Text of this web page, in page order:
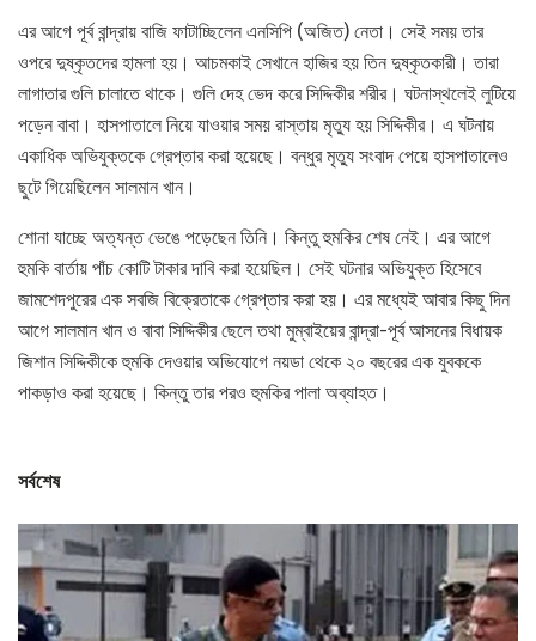
এর আগে পূর্ব বান্দ্রায় বাজি ফাটাচ্ছিলেন এনসিপি (অজিত) নেতা। সেই সময় তার
ওপরে দুষ্কৃতদের হামলা হয়। আচমকাই সেখানে হাজির হয় তিন দুষ্কৃতকারী। তারা
লাগাতার গুলি চালাতে থাকে। গুলি দেহ ভেদ করে সিদ্দিকীর শরীর। ঘটনাস্থলেই লুটিয়ে
পড়েন বাবা। হাসপাতালে নিয়ে যাওয়ার সময় রাস্তায় মৃত্যু হয় সিদ্দিকীর। এ ঘটনায়
একাধিক অভিযুক্তকে গ্রেপ্তার করা হয়েছে। বন্ধুর মৃত্যু সংবাদ পেয়ে হাসপাতালেও
ছুটে গিয়েছিলেন সালমান খান।
শোনা যাচ্ছে অত্যন্ত ভেঙে পড়েছেন তিনি। কিন্তু হুমকির শেষ নেই। এর আগে
হুমকি বার্তায় পাঁচ কোটি টাকার দাবি করা হয়েছিল। সেই ঘটনার অভিযুক্ত হিসেবে
জামশেদপুরের এক সবজি বিক্রেতাকে গ্রেপ্তার করা হয়। এর মধ্যেই আবার কিছু দিন
আগে সালমান খান ও বাবা সিদ্দিকীর ছেলে তথা মুম্বাইয়ের বান্দ্রা-পূর্ব আসনের বিধায়ক
জিশান সিদ্দিকীকে হুমকি দেওয়ার অভিযোগে নয়ডা থেকে ২০ বছরের এক যুবককে
পাকড়াও করা হয়েছে। কিন্তু তার পরও হুমকির পালা অব্যাহত।
সর্বশেষ